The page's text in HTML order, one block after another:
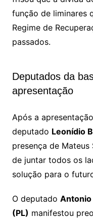
função de liminares
Regime de
passados.
Deputados da
apresentação
Após a
deputado Leonídio
presença de
de juntar todos os
solução para o
O deputado
(PL) manifestou